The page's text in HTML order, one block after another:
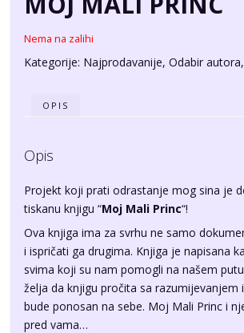
Nema na zalihi
Kategorije: Najprodavanije,Odabir autora,
OPIS
Opis
Projekt koji prati odrastanje mog sina je
tiskanu knjigu “Moj Mali Princ“!
Ova knjiga ima za svrhu ne samo
i ispričati ga drugima. Knjiga je napisana
svima koji su nam pomogli na našem
želja da knjigu pročita sa razumijevanjem
bude ponosan na sebe. Moj Mali Princ i
pred vama…